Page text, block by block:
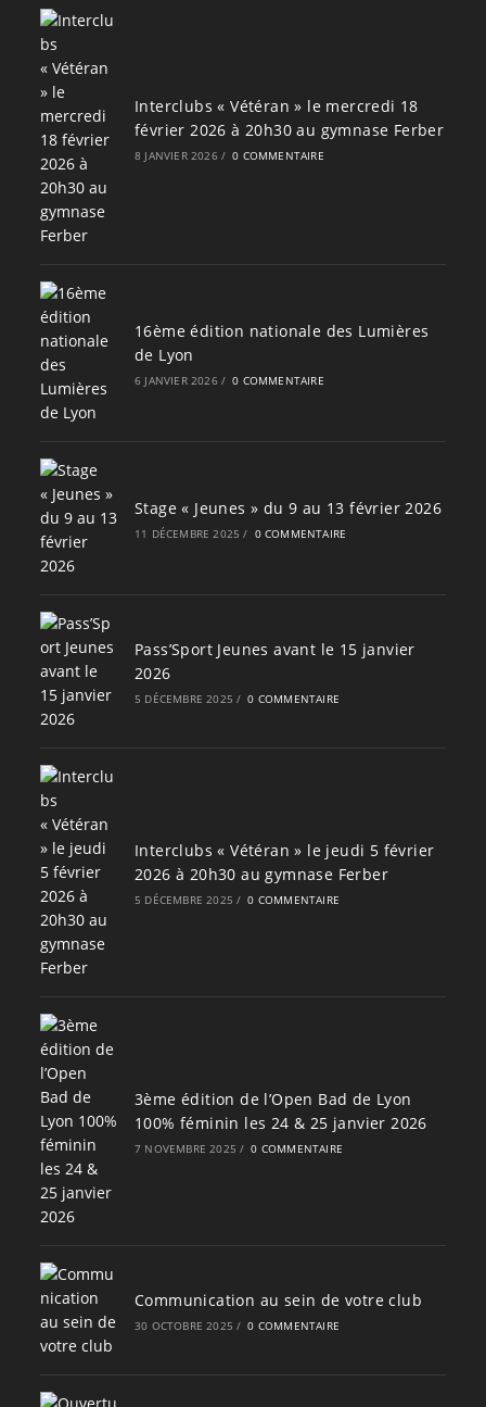
Interclubs « Vétéran » le mercredi 18
février 2026 à 20h30 au gymnase Ferber
8 JANVIER 2026 / 0 COMMENTAIRE
16ème édition nationale des Lumières
de Lyon
6 JANVIER 2026 / 0 COMMENTAIRE
Stage « Jeunes » du 9 au 13 février 2026
11 DÉCEMBRE 2025 / 0 COMMENTAIRE
Pass’Sport Jeunes avant le 15 janvier
2026
5 DÉCEMBRE 2025 / 0 COMMENTAIRE
Interclubs « Vétéran » le jeudi 5 février
2026 à 20h30 au gymnase Ferber
5 DÉCEMBRE 2025 / 0 COMMENTAIRE
3ème édition de l’Open Bad de Lyon
100% féminin les 24 & 25 janvier 2026
7 NOVEMBRE 2025 / 0 COMMENTAIRE
Communication au sein de votre club
30 OCTOBRE 2025 / 0 COMMENTAIRE